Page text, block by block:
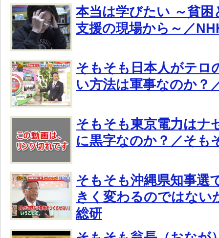
本当は学びたい ～貧困
支援の現場から～／
そもそも日本人がテロ
い方法は軍事なのか？
そもそも東京電力はナ
に黒字なのか？／そも
そもそも沖縄県知事選
きく変わるのではない
総研